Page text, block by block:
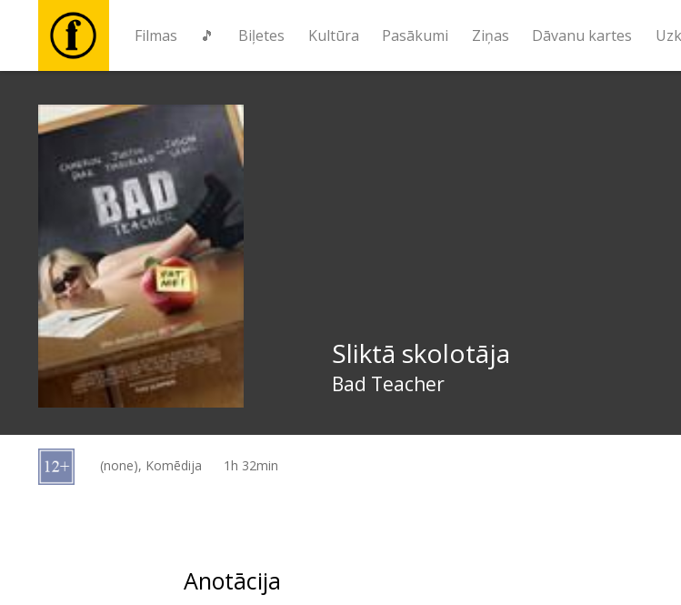
Filmas 🎵 Biļetes Kultūra Pasākumi Ziņas Dāvanu kartes
Biļetes
Kultūra
Pasākumi
Ziņas
kartes
Sliktā skolotāja
Bad Teacher
(none), Komēdija 1h 32min
Anotācija